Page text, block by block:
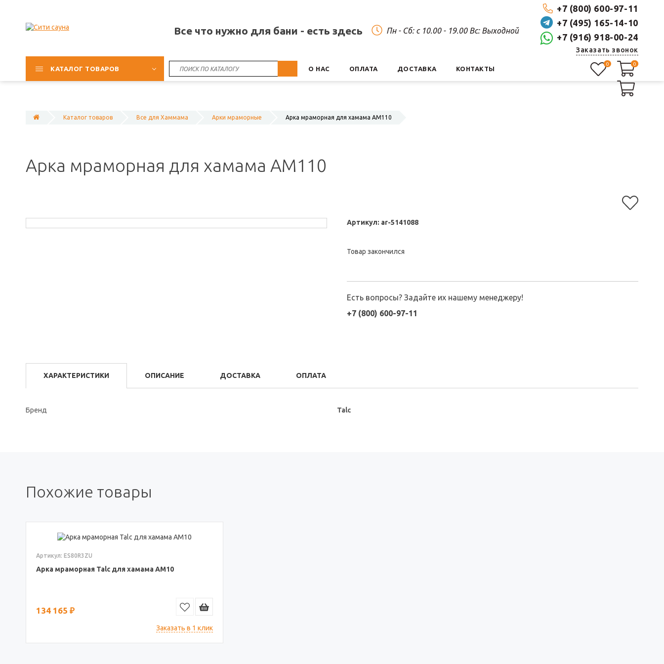
+7 (800) 600-97-11
+7 (495) 165-14-10
+7 (916) 918-00-24
Заказать звонок
Все что нужно для бани - есть здесь Пн - Сб: c 10.00 - 19.00 Вс: Выходной
КАТАЛОГ ТОВАРОВ О НАС ОПЛАТА ДОСТАВКА КОНТАКТЫ
0 0
0
Каталог товаров Все для Хаммама Арки мраморные Арка мраморная для хамама АМ110
Арка мраморная для хамама АМ110
Артикул: ar-5141088
Товар закончился
Есть вопросы? Задайте их нашему менеджеру!
+7 (800) 600-97-11
ХАРАКТЕРИСТИКИ ОПИСАНИЕ ДОСТАВКА ОПЛАТА
Бренд Talc
Похожие товары
Артикул: ES80R3ZU
Арка мраморная Talc для хамама АМ10
134 165 ₽
Заказать в 1 клик